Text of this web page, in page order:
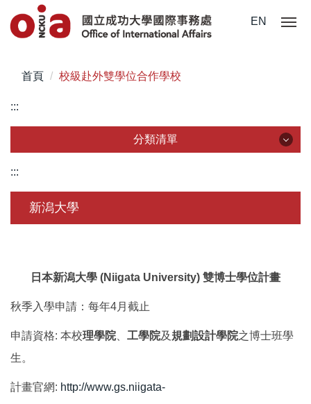
到
區
EN
首頁 校級赴外雙學位合作學校
:::
分類清單
關於我們
:::
新潟大學
日本新潟大學 (Niigata University) 雙博士學位計畫
秋季入學申請：每年4月截止
申請資格: 本校理學院、 工學院及 規劃設計學院之博士班學
生。
計畫官網: http://www.gs.niigata-